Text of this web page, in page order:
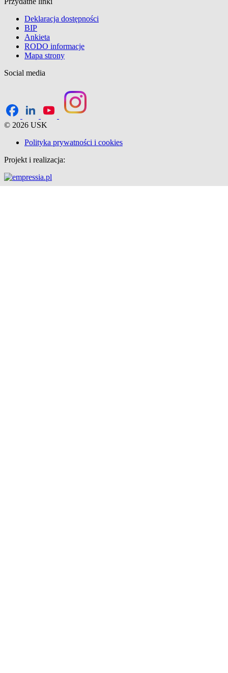
Deklaracja dostępności
BIP
Ankieta
RODO informacje
Mapa strony
Social media
© 2026 USK
Polityka prywatności i cookies
Projekt i realizacja: